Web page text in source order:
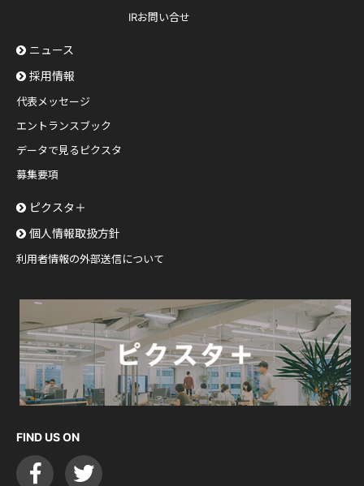
IRお問い合せ
ニュース
採用情報
代表メッセージ
エントランスブック
データで見るピクスタ
募集要項
ピクスタ＋
個人情報取扱方針
利用者情報の外部送信について
FIND US ON